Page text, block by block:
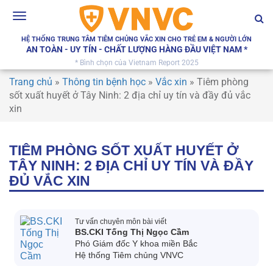
Toggle
HỆ THỐNG TRUNG TÂM TIÊM CHỦNG VẮC XIN CHO TRẺ EM & NGƯỜI LỚN
AN TOÀN - UY TÍN - CHẤT LƯỢNG HÀNG ĐẦU VIỆT NAM *
* Bình chọn của Vietnam Report 2025
Trang chủ » Thông tin bệnh học » Vắc xin » Tiêm phòng
sốt xuất huyết ở Tây Ninh: 2 địa chỉ uy tín và đầy đủ vắc
xin
TIÊM PHÒNG SỐT XUẤT HUYẾT Ở
TÂY NINH: 2 ĐỊA CHỈ UY TÍN VÀ ĐẦY
ĐỦ VẮC XIN
Tư vấn chuyên môn bài viết
BS.CKI Tống Thị Ngọc Cầm
Phó Giám đốc Y khoa miền Bắc
Hệ thống Tiêm chủng VNVC